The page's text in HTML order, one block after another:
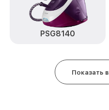
PSG8140
Показать